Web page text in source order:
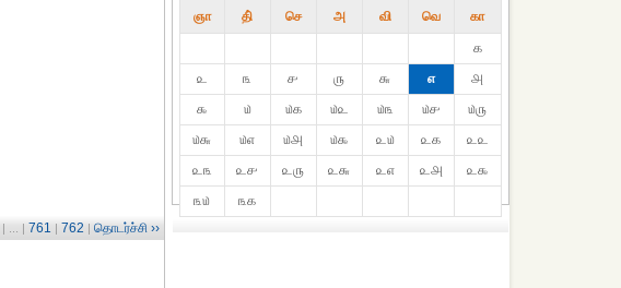
| ... | 761 | 762 | தொடர்ச்சி ››
ஞா தி் செ அ வி வெ கா
௧
௨
௩ ௪ ௫ ௬ ௭
௮
௯
௰ ௰௧ ௰௨ ௰௩ ௰௪
௰௫
௰௬
௰௭ ௰௮ ௰௯ ௨௰ ௨௧
௨௨
௨௩
௨௪ ௨௫ ௨௬ ௨௭ ௨௮
௨௯
௩௰
௩௧